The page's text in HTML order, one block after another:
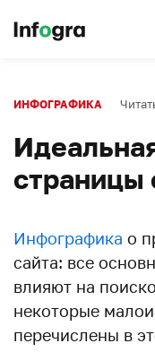
ИНФОГРАФИКА
страницы
Инфографика о
сайта: все
влияют на
некоторые
перечислены в